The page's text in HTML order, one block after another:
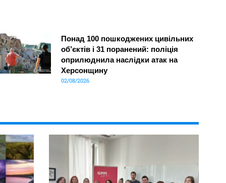
Понад 100 пошкоджених цивільних
об’єктів і 31 поранений: поліція
оприлюднила наслідки атак на
Херсонщину
02/08/2026